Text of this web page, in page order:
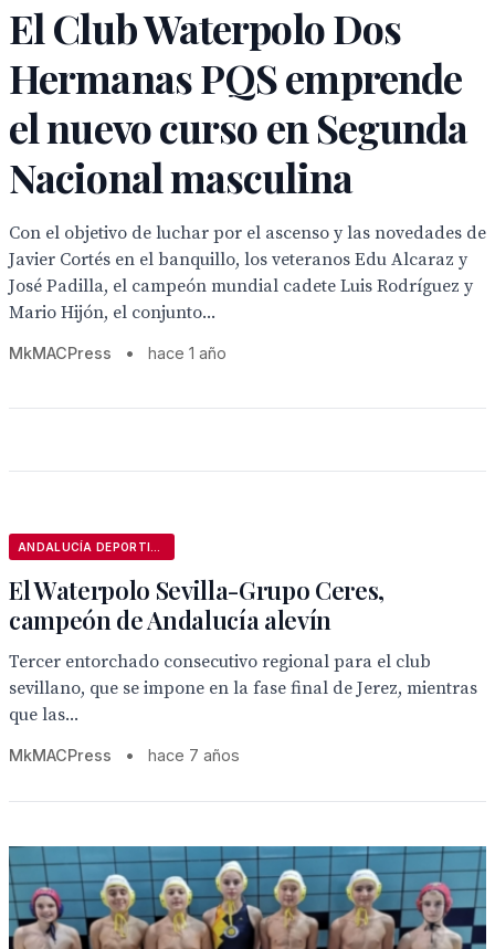
El Club Waterpolo Dos
Hermanas PQS emprende
el nuevo curso en Segunda
Nacional masculina
Con el objetivo de luchar por el ascenso y las novedades de
Javier Cortés en el banquillo, los veteranos Edu Alcaraz y
José Padilla, el campeón mundial cadete Luis Rodríguez y
Mario Hijón, el conjunto...
MkMACPress • hace 1 año
El Waterpolo Sevilla-Grupo Ceres,
campeón de Andalucía alevín
Tercer entorchado consecutivo regional para el club
sevillano, que se impone en la fase final de Jerez, mientras
que las...
MkMACPress • hace 7 años